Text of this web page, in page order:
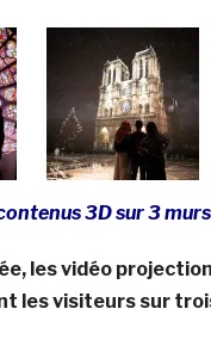
3D sur 3
les vidéo
les visiteurs sur